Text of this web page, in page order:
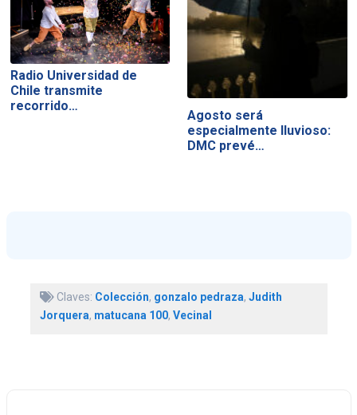
Radio Universidad de
Chile transmite
recorrido…
Agosto será
especialmente lluvioso:
DMC prevé…
Claves: Colección, gonzalo pedraza, Judith
Jorquera, matucana 100, Vecinal